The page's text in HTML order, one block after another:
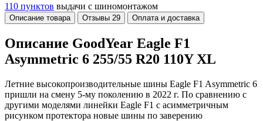
110 пунктов выдачи с шиномонтажом
Описание товара Отзывы 29 Оплата и доставка
Описание GoodYear Eagle F1
Asymmetric 6 255/55 R20 110Y XL
Летние высокопроизводительные шины Eagle F1 Asymmetric 6
пришли на смену 5-му поколению в 2022 г. По сравнению с
другими моделями линейки Eagle F1 с асимметричным
рисунком протектора новые шины по заверению